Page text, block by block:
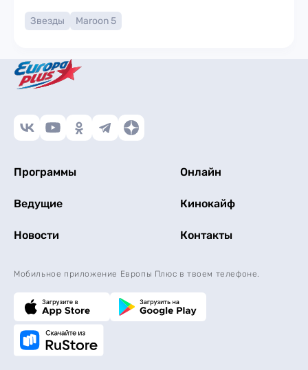
Звезды Maroon 5
Программы Онлайн
Ведущие Кинокайф
Новости Контакты
Мобильное приложение Европы Плюс в твоем телефоне.